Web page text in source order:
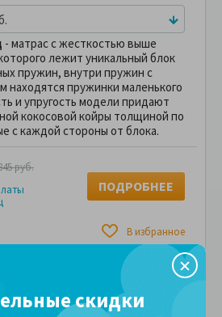
- матрас с жесткостью выше
лежит уникальный блок
пружин, внутри пружин с
пружинки маленького
и упругость модели придают
кокосовой койры толщиной по
с каждой стороны от блока.
В избранное
руб.
ПОДРОБНЕЕ
скидки